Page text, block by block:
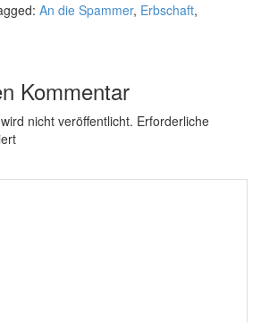
An die Spammer, Erbschaft,
Kommentar
nicht veröffentlicht. Erforderliche